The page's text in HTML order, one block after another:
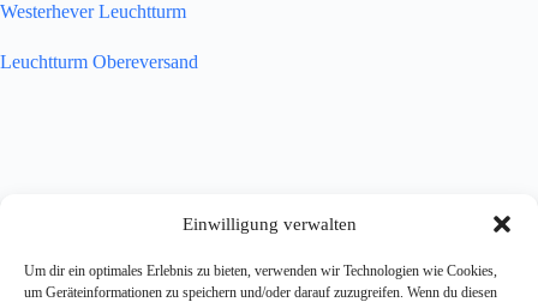
Einwilligung verwalten
Um dir ein optimales Erlebnis zu bieten, verwenden wir Technologien wie Cookies,
um Geräteinformationen zu speichern und/oder darauf zuzugreifen. Wenn du diesen
Westerhever Leuchtturm
Leuchtturm Obereversand